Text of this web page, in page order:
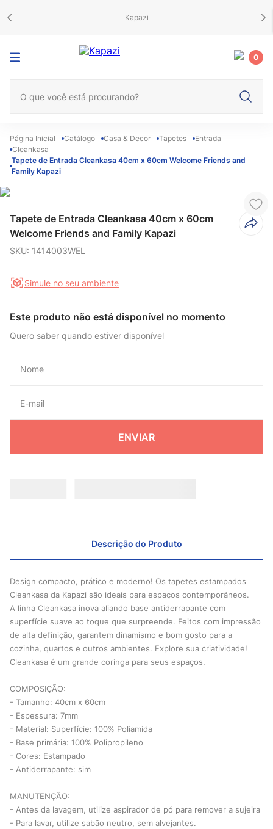
Kapazi
0
Catálogo Casa & Decor Tapetes
Entrada
Cleankasa
Tapete de Entrada Cleankasa 40cm x 60cm Welcome Friends and
Family Kapazi
Tapete de Entrada Cleankasa 40cm x 60cm
Welcome Friends and Family Kapazi
SKU: 1414003WEL
Simule no seu ambiente
Este produto não está disponível no momento
Quero saber quando estiver disponível
ENVIAR
Descrição do Produto
Design compacto, prático e moderno! Os tapetes estampados
Cleankasa da Kapazi são ideais para espaços contemporâneos.
A linha Cleankasa inova aliando base antiderrapante com
superfície suave ao toque que surpreende. Feitos com impressão
de alta definição, garantem dinamismo e bom gosto para a
cozinha, quartos e outros ambientes. Explore sua criatividade!
Cleankasa é um grande coringa para seus espaços.
COMPOSIÇÃO:
- Tamanho: 40cm x 60cm
- Espessura: 7mm
- Material: Superfície: 100% Poliamida
- Base primária: 100% Polipropileno
- Cores: Estampado
- Antiderrapante: sim
MANUTENÇÃO:
- Antes da lavagem, utilize aspirador de pó para remover a sujeira
- Para lavar, utilize sabão neutro, sem alvejantes.